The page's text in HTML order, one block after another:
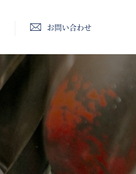
お問い合わせ